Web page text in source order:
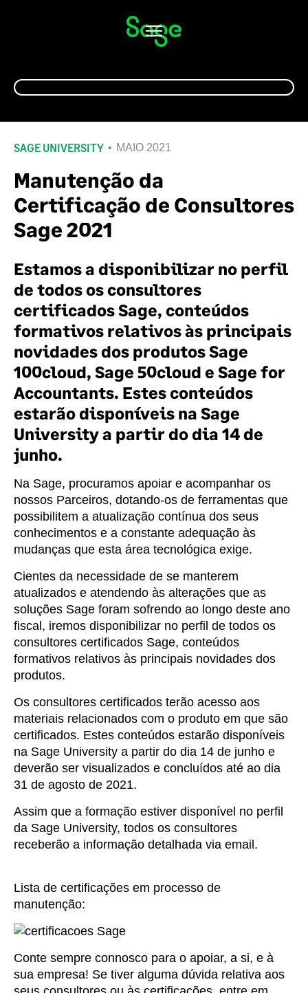
Alternar
navegação
SAGE UNIVERSITY MAIO 2021
Manutenção da
Certificação de Consultores
Sage 2021
Estamos a disponibilizar no perfil
de todos os consultores
certificados Sage, conteúdos
formativos relativos às principais
novidades dos produtos Sage
100cloud, Sage 50cloud e Sage for
Accountants. Estes conteúdos
estarão disponíveis na Sage
University a partir do dia 14 de
junho.
Na Sage, procuramos apoiar e acompanhar os
nossos Parceiros, dotando-os de ferramentas que
possibilitem a atualização contínua dos seus
conhecimentos e a constante adequação às
mudanças que esta área tecnológica exige.
Cientes da necessidade de se manterem
atualizados e atendendo às alterações que as
soluções Sage foram sofrendo ao longo deste ano
fiscal, iremos disponibilizar no perfil de todos os
consultores certificados Sage, conteúdos
formativos relativos às principais novidades dos
produtos.
Os consultores certificados terão acesso aos
materiais relacionados com o produto em que são
certificados. Estes conteúdos estarão disponíveis
na Sage University a partir do dia 14 de junho e
deverão ser visualizados e concluídos até ao dia
31 de agosto de 2021.
Assim que a formação estiver disponível no perfil
da Sage University, todos os consultores
receberão a informação detalhada via email.
Lista de certificações em processo de
manutenção:
Conte sempre connosco para o apoiar, a si, e à
sua empresa! Se tiver alguma dúvida relativa aos